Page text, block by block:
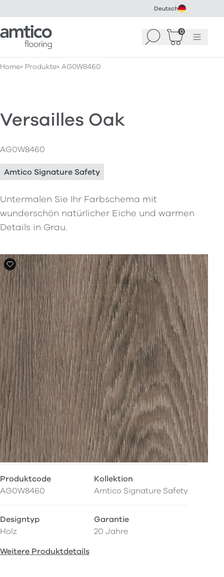
Deutsch
Amtico Flooring Suchen 0
WarenkorbMenü
Home Produkte AG0W8460
Versailles Oak
AG0W8460
Amtico Signature Safety
Untermalen Sie Ihr Farbschema mit
wunderschön natürlicher Eiche und warmen
Details in Grau.
Produktcode
AG0W8460
Kollektion
Amtico Signature Safety
Designtyp
Holz
Garantie
20 Jahre
Weitere Produktdetails